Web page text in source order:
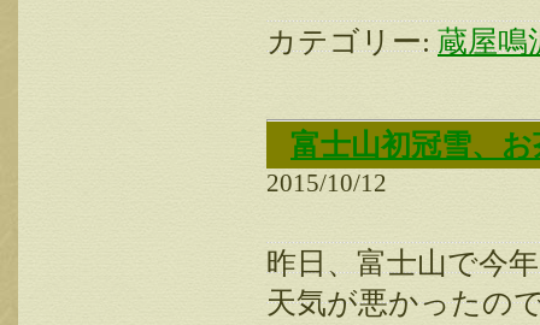
カテゴリー: 蔵屋鳴
富士山初冠雪、
2015/10/12
昨日、富士山で今
天気が悪かったの